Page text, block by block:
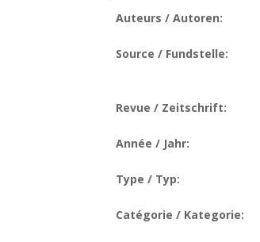
Auteurs / Autoren:
Source / Fundstelle:
Revue / Zeitschrift:
Année / Jahr:
Type / Typ:
Catégorie / Kategorie: